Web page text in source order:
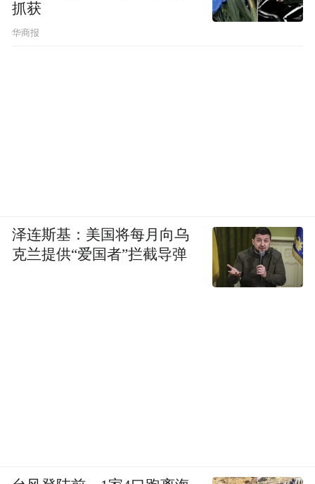
抓获
华商报
泽连斯基：美国将每月向乌
克兰提供“爱国者”拦截导弹